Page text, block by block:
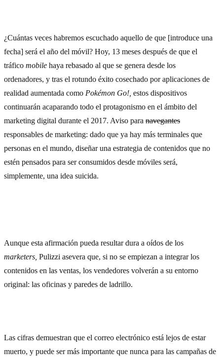
¿Cuántas veces habremos escuchado aquello de que [introduce una
fecha] será el año del móvil? Hoy, 13 meses después de que el
tráfico mobile haya rebasado al que se genera desde los
ordenadores, y tras el rotundo éxito cosechado por aplicaciones de
realidad aumentada como Pokémon Go!, estos dispositivos
continuarán acaparando todo el protagonismo en el ámbito del
marketing digital durante el 2017. Aviso para navegantes
responsables de marketing: dado que ya hay más terminales que
personas en el mundo, diseñar una estrategia de contenidos que no
estén pensados para ser consumidos desde móviles será,
simplemente, una idea suicida.
Aunque esta afirmación pueda resultar dura a oídos de los
marketers, Pulizzi asevera que, si no se empiezan a integrar los
contenidos en las ventas, los vendedores volverán a su entorno
original: las oficinas y paredes de ladrillo.
Las cifras demuestran que el correo electrónico está lejos de estar
muerto, y puede ser más importante que nunca para las campañas de